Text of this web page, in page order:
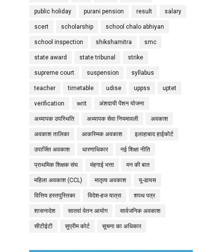
public holiday purani pension result salary
scert scholarship school chalo abhiyan
school inspection shikshamitra smc
state award state tribunal strike
supreme court suspension syllabus
teacher timetable udise uppss uptet
verification writ अंशदायी पेंशन योजना
अध्यापक उपस्थिति अध्यापक सेवा नियमावली अवकाश
अवकाश तालिका आकस्मिक अवकाश इलाहाबाद हाईकोर्ट
उपार्जित अवकाश धारणाधिकार नई शिक्षा नीति
प्राथमिक शिक्षक संघ मंहगाई भत्ता मन की बात
महिला अवकाश (CCL) मातृत्व अवकाश यू-डायस
वित्तिय हस्तपुस्तिका विदेश-हज यात्रा शपथ पत्र
शासनादेश सातवां वेतन आयोग सार्वजनिक अवकाश
सीटीईटी सुप्रीम कोर्ट सूचना का अधिकार